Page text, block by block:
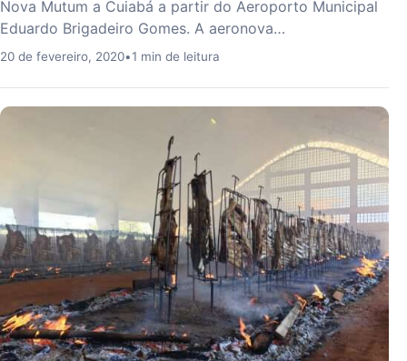
Nova Mutum a Cuiabá a partir do Aeroporto Municipal
Eduardo Brigadeiro Gomes. A aeronova…
20 de fevereiro, 2020•1 min de leitura